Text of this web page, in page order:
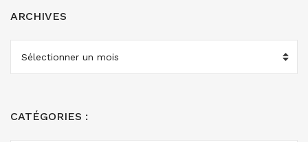
ARCHIVES
ARCHIVES
CATÉGORIES :